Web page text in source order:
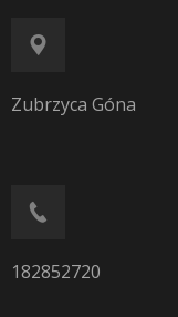
Zubrzyca Góna
182852720